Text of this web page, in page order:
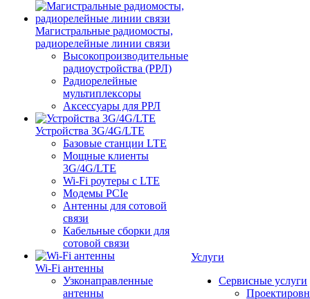
Магистральные радиомосты,
радиорелейные линии связи
Высокопроизводительные
радиоустройства (РРЛ)
Радиорелейные
мультиплексоры
Аксессуары для РРЛ
Устройства 3G/4G/LTE
Базовые станции LTE
Мощные клиенты
3G/4G/LTE
Wi-Fi роутеры с LTE
Модемы PCIe
Антенны для сотовой
связи
Кабельные сборки для
сотовой связи
Wi-Fi антенны
Узконаправленные
антенны
Услуги
Сервисные услуги